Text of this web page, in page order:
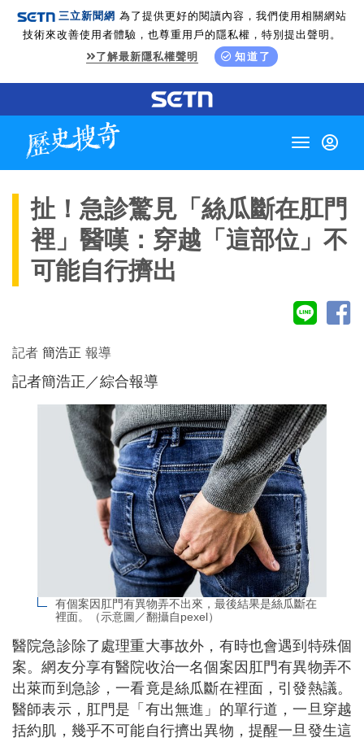
三立新聞網 為了提供更好的閱讀內容，我們使用相關網站
技術來改善使用者體驗，也尊重用戶的隱私權，特別提出聲明。
了解最新隱私權聲明
知道了
Toggle
扯！急診驚見「絲瓜斷在肛門
裡」醫嘆：穿越「這部位」不
可能自行擠出
記者 簡浩正 報導
記者簡浩正／綜合報導
有個案因肛門有異物弄不出來，最後結果是絲瓜斷在
裡面。（示意圖／翻攝自pexel）
醫院急診除了處理重大事故外，有時也會遇到特殊個
案。網友分享有醫院收治一名個案因肛門有異物弄不
出萊而到急診，一看竟是絲瓜斷在裡面，引發熱議。
醫師表示，肛門是「有出無進」的單行道，一旦穿越
括約肌，幾乎不可能自行擠出異物，提醒一旦發生這